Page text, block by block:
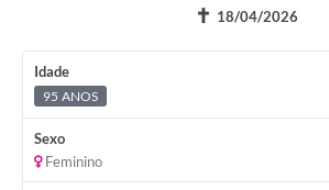
✝ 18/04/2026
Idade
95 ANOS
Sexo
Feminino